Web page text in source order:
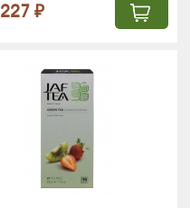
227 ₽